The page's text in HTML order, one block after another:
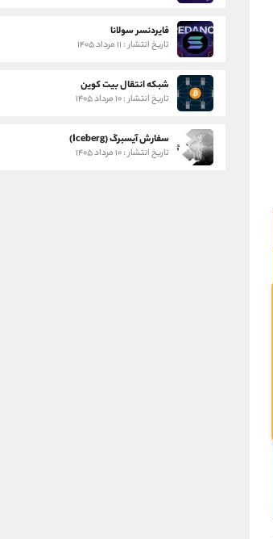
فایردنسر سولانا
تاریخ انتشار : ۱۱ مرداد ۱۴۰۵
شبکه انتقال بیت کوین
تاریخ انتشار : ۱۰ مرداد ۱۴۰۵
سفارش آیسبرگ (Iceberg)
تاریخ انتشار : ۱۰ مرداد ۱۴۰۵